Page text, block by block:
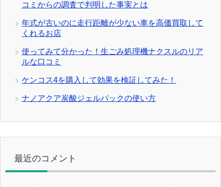
コミからの調査で判明した事実とは
年式が古いのに走行距離が少ない車を高価買取して
くれるお店
使ってみて分かった！生ごみ処理機ナクスルのリア
ルな口コミ
ケンコス4を購入して効果を検証してみた！
ナノアクア炭酸ジェルパックの使い方
最近のコメント